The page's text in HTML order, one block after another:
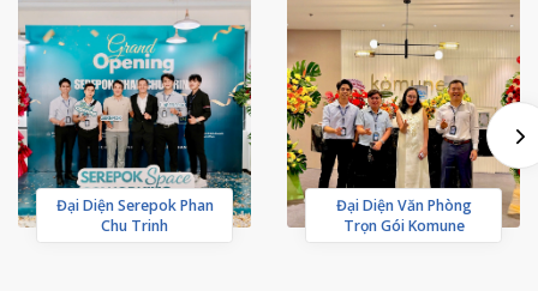
Đại Diện Serepok Phan
Chu Trinh
Đại Diện Văn Phòng
Trọn Gói Komune